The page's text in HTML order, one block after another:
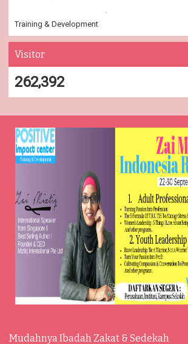
Training & Development
Visitor
262,392
Mudahnya Ibadah Zakat & Sedekah